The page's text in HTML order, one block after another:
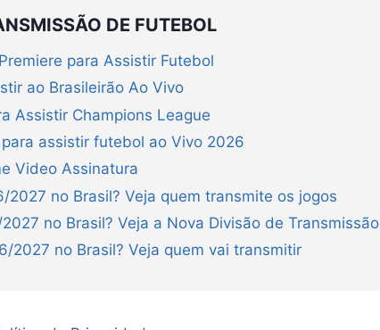
DE FUTEBOL
para Assistir Futebol
ao Brasileirão Ao Vivo
Assistir Champions League
assistir futebol ao Vivo 2026
Video Assinatura
no Brasil? Veja quem transmite os jogos
no Brasil? Veja a Nova Divisão de Transmissão
2027 no Brasil? Veja quem vai transmitir